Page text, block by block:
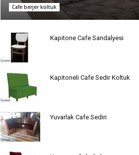
Cafe berjer koltuk
Kapitone Cafe Sandalyesi
Kapitoneli Cafe Sedir Koltuk
Yuvarlak Cafe Sediri